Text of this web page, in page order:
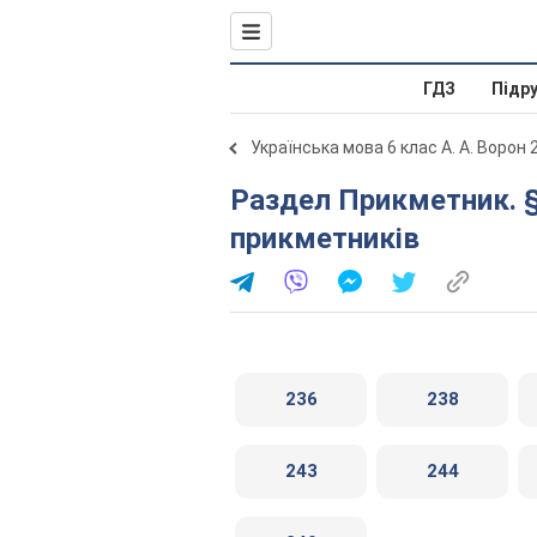
ГДЗ
Українська мова 6 клас А. А. Ворон
Раздел Прикметник. § 27. Способи творення
прикметників
236 238
243 244